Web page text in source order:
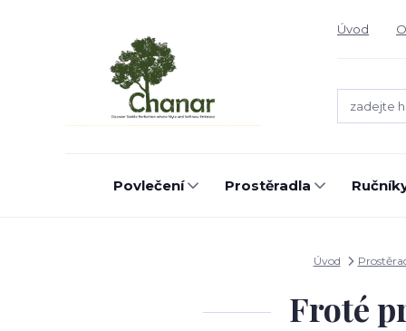
Úvod
Povlečení Prostěradla
Úvod
Froté